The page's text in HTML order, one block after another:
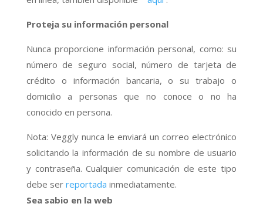
Proteja su información personal
Nunca proporcione información personal, como: su
número de seguro social, número de tarjeta de
crédito o información bancaria, o su trabajo o
domicilio a personas que no conoce o no ha
conocido en persona.
Nota: Veggly nunca le enviará un correo electrónico
solicitando la información de su nombre de usuario
y contraseña. Cualquier comunicación de este tipo
debe ser reportada inmediatamente.
Sea sabio en la web